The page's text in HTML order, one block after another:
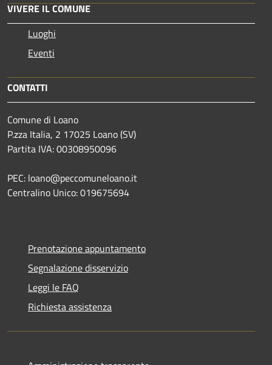
VIVERE IL COMUNE
Luoghi
Eventi
CONTATTI
Comune di Loano
P.zza Italia, 2 17025 Loano (SV)
Partita IVA: 00308950096
PEC: loano@peccomuneloano.it
Centralino Unico: 019675694
Prenotazione appuntamento
Segnalazione disservizio
Leggi le FAQ
Richiesta assistenza